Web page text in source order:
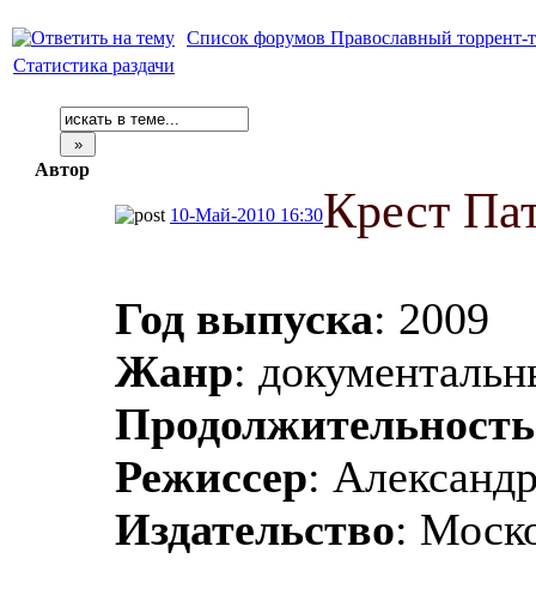
Список форумов Православный торрент-
Статистика раздачи
Автор
10-Май-2010 16:30Крест
Год выпуска: 2009
Жанр:
Продолжительность
Режиссер:
Издательство: